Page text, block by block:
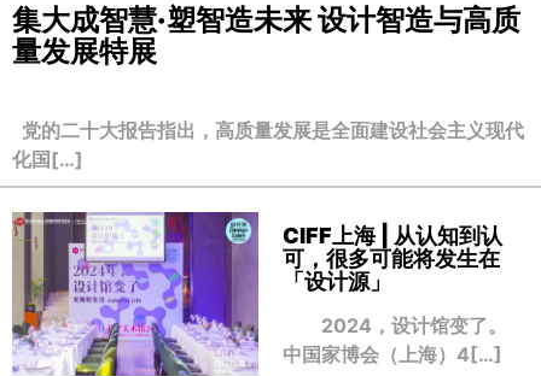
集大成智慧·塑智造未来设计智造与高质
量发展特展
党的二十大报告指出，高质量发展是全面建设社会主义现代
化国[…]
CIFF上海 | 从认知到认
可，很多可能将发生在
「设计源」
2024，设计馆变了。
中国家博会（上海）4[…]